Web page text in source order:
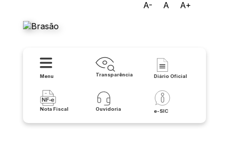
A- A A+
Menu Transparência Diário Oficial
Nota Fiscal Ouvidoria e-SIC